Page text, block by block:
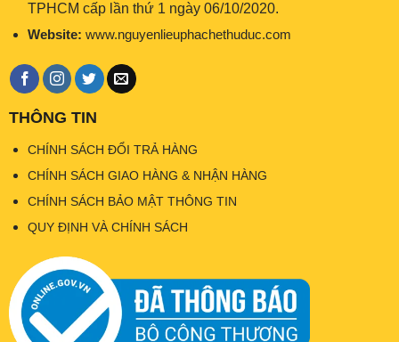
TPHCM cấp lần thứ 1 ngày 06/10/2020.
Website: www.nguyenlieuphachethuduc.com
THÔNG TIN
CHÍNH SÁCH ĐỔI TRẢ HÀNG
CHÍNH SÁCH GIAO HÀNG & NHẬN HÀNG
CHÍNH SÁCH BẢO MẬT THÔNG TIN
QUY ĐỊNH VÀ CHÍNH SÁCH